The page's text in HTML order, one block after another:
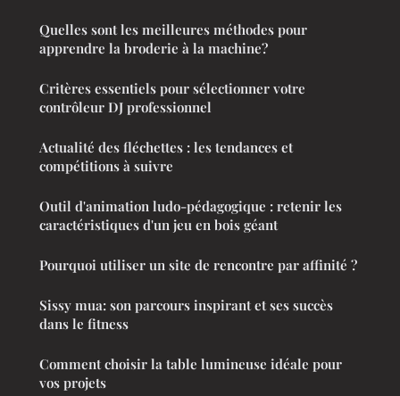
Quelles sont les meilleures méthodes pour
apprendre la broderie à la machine?
Critères essentiels pour sélectionner votre
contrôleur DJ professionnel
Actualité des fléchettes : les tendances et
compétitions à suivre
Outil d'animation ludo-pédagogique : retenir les
caractéristiques d'un jeu en bois géant
Pourquoi utiliser un site de rencontre par affinité ?
Sissy mua: son parcours inspirant et ses succès
dans le fitness
Comment choisir la table lumineuse idéale pour
vos projets